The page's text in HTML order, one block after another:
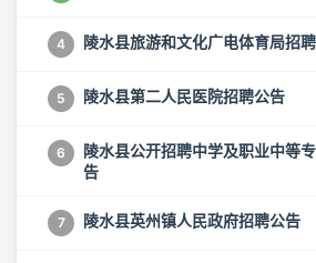
4 陵水县旅游和文化广电体育局招
5 陵水县第二人民医院招聘公告
6
陵水县公开招聘中学及职业中等
告
7 陵水县英州镇人民政府招聘公告